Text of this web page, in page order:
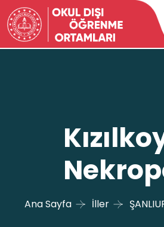
Ana Sayfa İller